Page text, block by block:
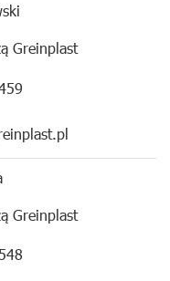
Greinplast
Greinplast